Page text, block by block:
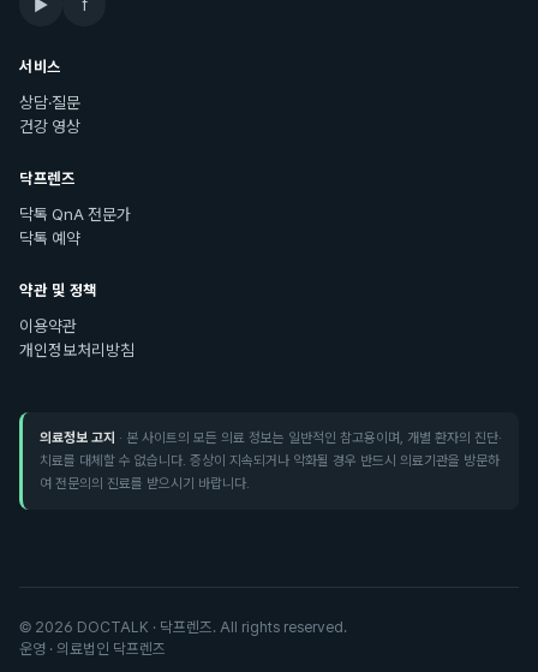
▶ f
서비스
상담·질문
건강 영상
닥프렌즈
닥톡 QnA 전문가
닥톡 예약
약관 및 정책
이용약관
개인정보처리방침
의료정보 고지 · 본 사이트의 모든 의료 정보는 일반적인 참고용이며, 개별 환자의 진단·
치료를 대체할 수 없습니다. 증상이 지속되거나 악화될 경우 반드시 의료기관을 방문하
여 전문의의 진료를 받으시기 바랍니다.
© 2026 DOCTALK · 닥프렌즈. All rights reserved.
운영 · 의료법인 닥프렌즈